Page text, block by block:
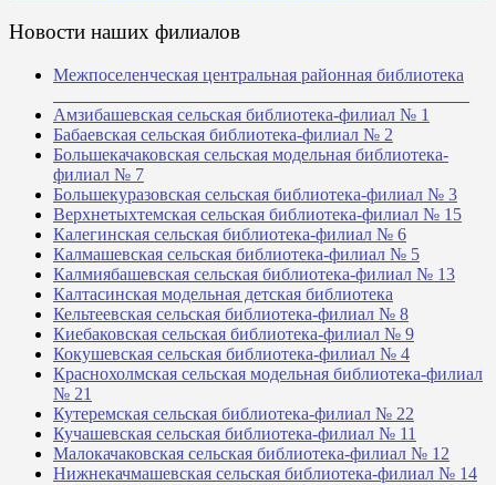
Новости наших филиалов
Межпоселенческая центральная районная библиотека
Амзибашевская сельская библиотека-филиал № 1
Бабаевская сельская библиотека-филиал № 2
Большекачаковская сельская модельная библиотека-
филиал № 7
Большекуразовская сельская библиотека-филиал № 3
Верхнетыхтемская сельская библиотека-филиал № 15
Калегинская сельская библиотека-филиал № 6
Калмашевская сельская библиотека-филиал № 5
Калмиябашевская сельская библиотека-филиал № 13
Калтасинская модельная детская библиотека
Кельтеевская сельская библиотека-филиал № 8
Киебаковская сельская библиотека-филиал № 9
Кокушевская сельская библиотека-филиал № 4
Краснохолмская сельская модельная библиотека-филиал
№ 21
Кутеремская сельская библиотека-филиал № 22
Кучашевская сельская библиотека-филиал № 11
Малокачаковская сельская библиотека-филиал № 12
Нижнекачмашевская сельская библиотека-филиал № 14